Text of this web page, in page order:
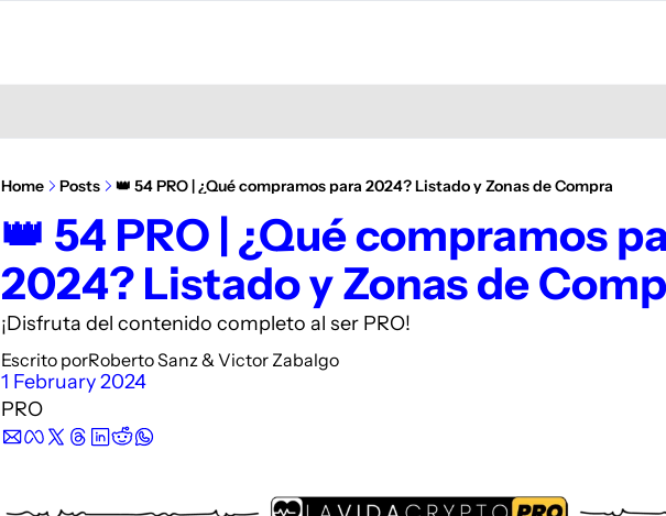
Home Posts 👑 54 PRO | ¿Qué compramos para 2024? Listado y Zonas de Compra
👑 54 PRO | ¿Qué compramos
2024? Listado y Zonas de
¡Disfruta del contenido completo al ser PRO!
Escrito porRoberto Sanz & Victor Zabalgo
1 February 2024
PRO